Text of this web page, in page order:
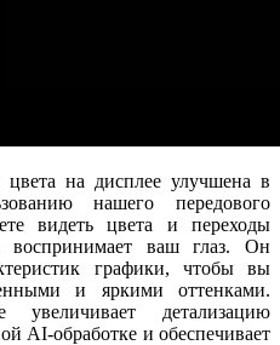
цвета на дисплее улучшена в
нашего передового
видеть цвета и переходы
ваш глаз. Он
графики, чтобы вы
и яркими оттенками.
детализацию
AI-обработке и обеспечивает